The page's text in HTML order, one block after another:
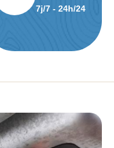
7j/7 - 24h/24